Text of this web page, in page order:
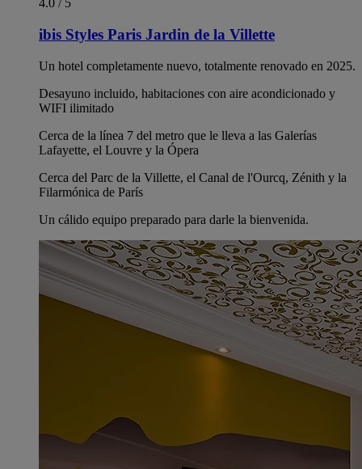
4.0 / 5
ibis Styles Paris Jardin de la Villette
Un hotel completamente nuevo, totalmente renovado en 2025.
Desayuno incluido, habitaciones con aire acondicionado y
WIFI ilimitado
Cerca de la línea 7 del metro que le lleva a las Galerías
Lafayette, el Louvre y la Ópera
Cerca del Parc de la Villette, el Canal de l'Ourcq, Zénith y la
Filarmónica de París
Un cálido equipo preparado para darle la bienvenida.